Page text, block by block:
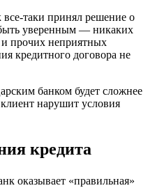
таки принял решение о
уверенным — никаких
прочих неприятных
кредитного договора не
банком будет сложнее
нарушит условия
кредита
оказывает «правильная»